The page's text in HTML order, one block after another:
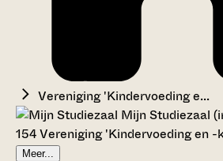
Vereniging 'Kindervoeding e...
Mijn Studiezaal
154 Vereniging 'Kindervoeding en -
Meer...